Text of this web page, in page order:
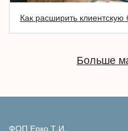
Как расширить клиентскую
Больше
ФОП Ерко Т.И.